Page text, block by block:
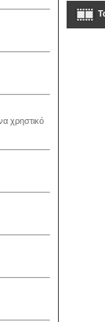
χρηστικό